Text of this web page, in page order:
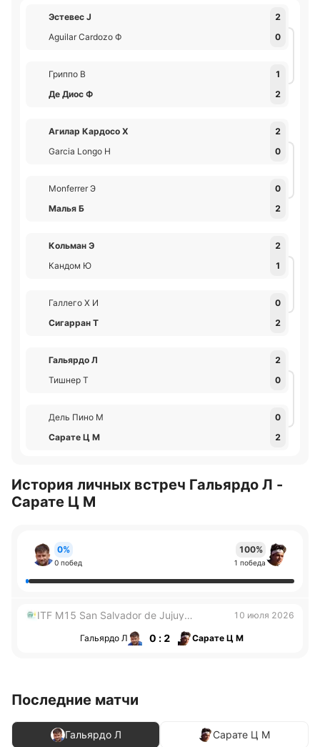
Эстевес J
2
Aguilar Cardozo Ф
0
Гриппо В
1
Де Диос Ф
2
Агилар Кардосо Х
2
Garcia Longo Н
0
Monferrer Э
0
Малья Б
2
Кольман Э
2
Кандом Ю
1
Галлего Х И
0
Сигарран Т
2
Гальярдо Л
2
Тишнер Т
0
Дель Пино М
0
Сарате Ц М
2
История личных встреч Гальярдо Л -
Сарате Ц М
0%
0 побед
100%
1 победа
ITF M15 San Salvador de Jujuy
10 июля 2026
Гальярдо Л 0 : 2 Сарате Ц М
Последние матчи
Гальярдо Л Сарате Ц М